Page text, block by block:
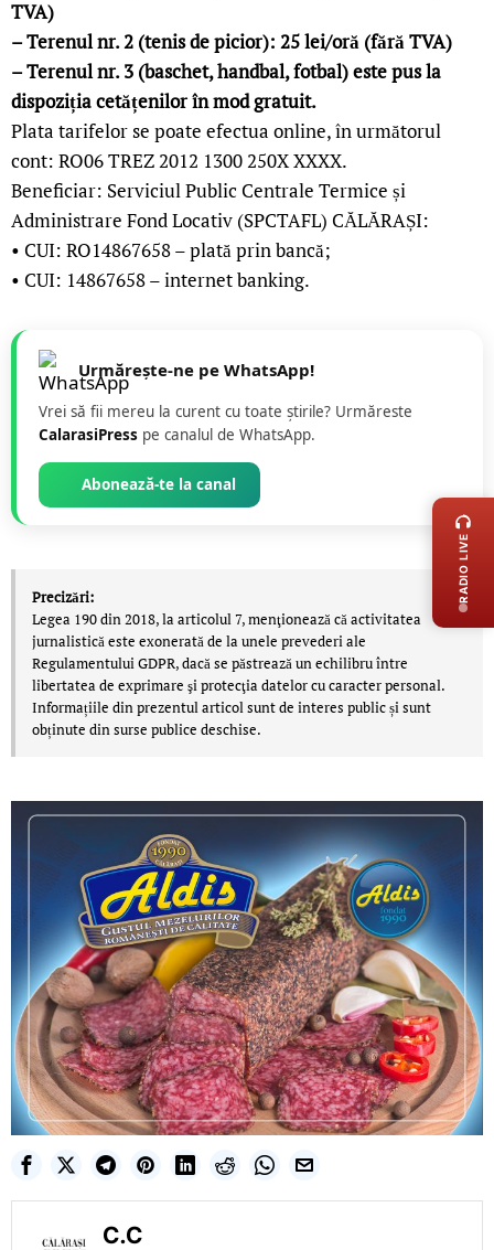
TVA)
– Terenul nr. 2 (tenis de picior): 25 lei/oră (fără TVA)
– Terenul nr. 3 (baschet, handbal, fotbal) este pus la
dispoziția cetățenilor în mod gratuit.
Plata tarifelor se poate efectua online, în următorul
cont: RO06 TREZ 2012 1300 250X XXXX.
Beneficiar: Serviciul Public Centrale Termice și
Administrare Fond Locativ (SPCTAFL) CĂLĂRAȘI:
• CUI: RO14867658 – plată prin bancă;
• CUI: 14867658 – internet banking.
Urmărește-ne pe WhatsApp!
Vrei să fii mereu la curent cu toate știrile? Urmăreste
CalarasiPress pe canalul de WhatsApp.
Abonează-te la canal
Precizări:
Legea 190 din 2018, la articolul 7, menţionează că activitatea
jurnalistică este exonerată de la unele prevederi ale
Regulamentului GDPR, dacă se păstrează un echilibru între
libertatea de exprimare şi protecţia datelor cu caracter personal.
Informațiile din prezentul articol sunt de interes public și sunt
obținute din surse publice deschise.
C.C
RADIO LIVE